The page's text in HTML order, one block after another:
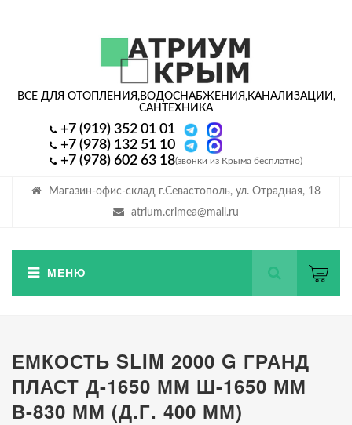
Магазин-офис-склад г.Севастополь, ул. Отрадная, 18
atrium.crimea@mail.ru
ВСЕ ДЛЯ ОТОПЛЕНИЯ,ВОДОСНАБЖЕНИЯ,КАНАЛИЗАЦИИ,
САНТЕХНИКА
+7 (919) 352 01 01
+7 (978) 132 51 10
+7 (978) 602 63 18(звонки из Крыма бесплатно)
ЕМКОСТЬ SLIM 2000 G ГРАНД
ПЛАСТ Д-1650 ММ Ш-1650 ММ
В-830 ММ (Д.Г. 400 ММ)